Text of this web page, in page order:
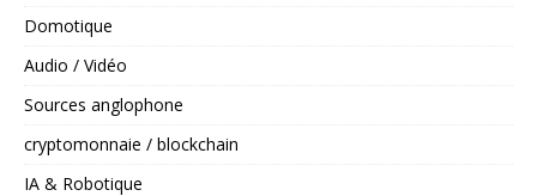
Domotique
Audio / Vidéo
Sources anglophone
cryptomonnaie / blockchain
IA & Robotique